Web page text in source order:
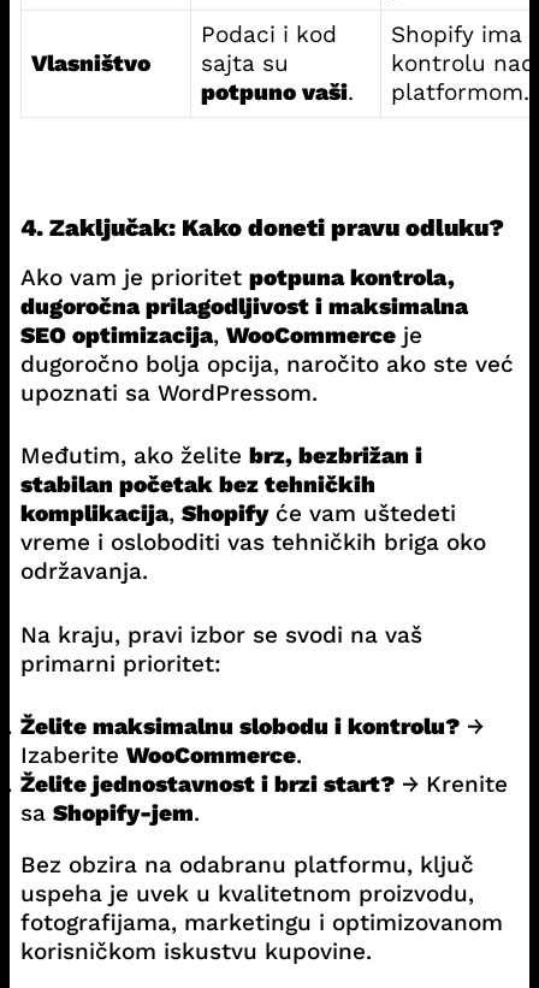
Vlasništvo
Podaci i kod
sajta su
potpuno vaši.
Shopify ima
kontrolu nad
platformom.
4. Zaključak: Kako doneti pravu odluku?
Ako vam je prioritet potpuna kontrola,
dugoročna prilagodljivost i maksimalna
SEO optimizacija, WooCommerceje
dugoročno bolja opcija, naročito ako ste već
upoznati sa WordPressom.
Međutim, ako želite brz, bezbrižan i
stabilan početak bez tehničkih
komplikacija, Shopifyće vam uštedeti
vreme i osloboditi vas tehničkih briga oko
održavanja.
Na kraju, pravi izbor se svodi na vaš
primarni prioritet:
Želite maksimalnu slobodu i kontrolu?→
Izaberite WooCommerce.
Želite jednostavnost i brzi start?→ Krenite
sa Shopify-jem.
Bez obzira na odabranu platformu, ključ
uspeha je uvek u kvalitetnom proizvodu,
fotografijama, marketingu i optimizovanom
korisničkom iskustvu kupovine.